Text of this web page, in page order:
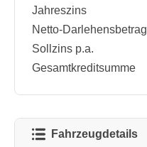
Jahreszins
Netto-Darlehensbetrag
Sollzins p.a.
Gesamtkreditsumme
Fahrzeugdetails